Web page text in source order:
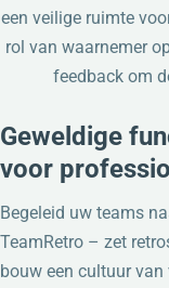
een veilige ruimte
rol van waarnemer
feedback om
Geweldige
voor
Begeleid uw teams
TeamRetro – zet
bouw een cultuur